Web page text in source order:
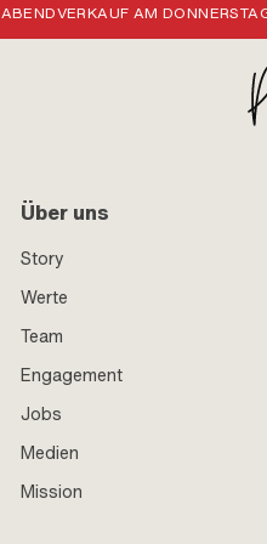
ABENDVERKAUF AM
Über uns
Story
Werte
Team
Engagement
Jobs
Medien
Mission